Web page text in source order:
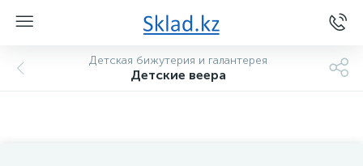
Детская бижутерия и галантерея
Детские веера